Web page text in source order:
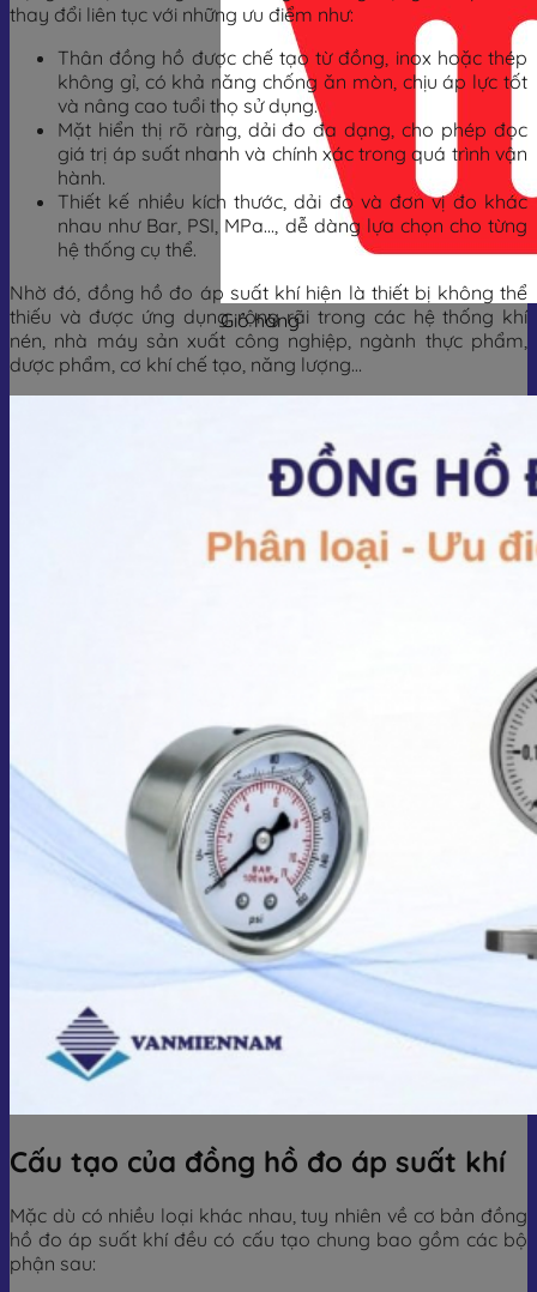
Giỏ hàng
thay đổi liên tục với những ưu điểm như:
Thân đồng hồ được chế tạo từ đồng, inox hoặc thép
không gỉ, có khả năng chống ăn mòn, chịu áp lực tốt
và nâng cao tuổi thọ sử dụng.
Mặt hiển thị rõ ràng, dải đo đa dạng, cho phép đọc
giá trị áp suất nhanh và chính xác trong quá trình vận
hành.
Thiết kế nhiều kích thước, dải đo và đơn vị đo khác
nhau như Bar, PSI, MPa…, dễ dàng lựa chọn cho từng
hệ thống cụ thể.
Nhờ đó, đồng hồ đo áp suất khí hiện là thiết bị không thể
thiếu và được ứng dụng rộng rãi trong các hệ thống khí
nén, nhà máy sản xuất công nghiệp, ngành thực phẩm,
dược phẩm, cơ khí chế tạo, năng lượng…
Cấu tạo của đồng hồ đo áp suất khí
Mặc dù có nhiều loại khác nhau, tuy nhiên về cơ bản đồng
hồ đo áp suất khí đều có cấu tạo chung bao gồm các bộ
phận sau: